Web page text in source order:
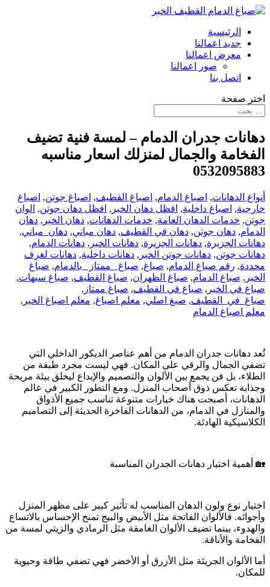
الرئيسية
جديد اعمالنا
معرض اعمالنا
صور اعمالنا
اتصل بنا
اختر صفحة
دهانات جدران الدمام – لمسة فنية تضيف
الفخامة والجمال لمنزلك اسعار مناسبه
0532095883
أنواع الدهانات, اصباغ الدمام, اصباغ القطيف, اصباغ جوتن, اصباغ
خارجية, اصباغ داخلية, افظل دهان الخبر , افظل دهان جوتن, الوان
جوتن, خدمات الدهان العامة, خدمات الدهانات, دهان الخبر , دهان
الدمام, دهان جوتن, دهان في القطيف, دهان مباني, دهان_مباني,
دهانات الجزيرة, دهانات الجزيرة, دهانات الخبر , دهانات الدمام,
دهانات جوتن, دهانات جوتن الخبر , دهانات داخلية, دهانات لغرف
محددة, رقم صباغ الدمام, صباغ, صباغ _ممتاز _بالدمام, صباغ
الخبر , صباغ الدمام, صباغ الظهران, صباغ القطيف, صباغ سيهات,
صباغ في الخبر , صباغ في القطيف, صباغ ممتاز ,
صباغ_في_القطيف, صبغ اصلي, معلم اصباغ, معلم اصباغ الخبر ,
معلم اصباغ الدمام
تُعد دهانات جدران الدمام من أهم عناصر الديكور الداخلي التي
تضفي الجمال والرقي على المكان. فهي ليست مجرد طبقة من
الطلاء، بل فن يجمع بين الألوان والتصميم والإبداع ليخلق بيئة مريحة
وجذابة تعكس ذوق أصحاب المنزل. ومع التطور الكبير في عالم
الدهانات، أصبحت هناك خيارات متنوعة تناسب جميع الأذواق
والمنازل في الدمام، من الدهانات الفاخرة الحديثة إلى التصاميم
الكلاسيكية الهادئة.
🏡 أهمية اختيار دهانات الجدران المناسبة
اختيار نوع ولون الدهان المناسب له تأثير كبير على مظهر المنزل
وأجوائه. فالألوان الفاتحة مثل الأبيض والبيج تمنح الإحساس بالاتساع
والهدوء، بينما تضيف الألوان الغامقة مثل الرمادي والزيتي لمسة من
الفخامة والأناقة.
أما الألوان الجريئة مثل الأزرق أو الأخضر فهي تضفي طاقة وحيوية
للمكان.